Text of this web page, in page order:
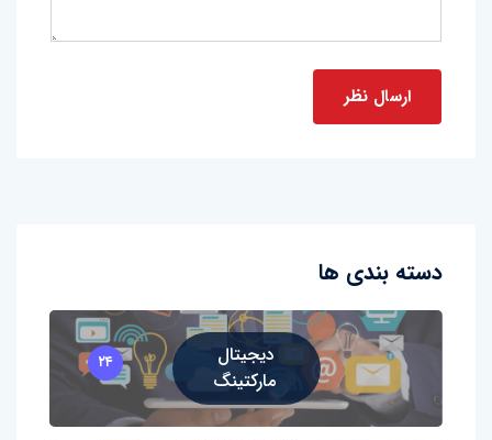
دسته بندی ها
دیجیتال
مارکتینگ
۲۴